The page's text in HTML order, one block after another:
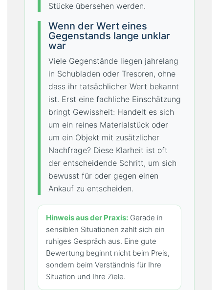
Stücke übersehen werden.
Wenn der Wert eines
Gegenstands lange unklar
war
Viele Gegenstände liegen jahrelang
in Schubladen oder Tresoren, ohne
dass ihr tatsächlicher Wert bekannt
ist. Erst eine fachliche Einschätzung
bringt Gewissheit: Handelt es sich
um ein reines Materialstück oder
um ein Objekt mit zusätzlicher
Nachfrage? Diese Klarheit ist oft
der entscheidende Schritt, um sich
bewusst für oder gegen einen
Ankauf zu entscheiden.
Hinweis aus der Praxis: Gerade in
sensiblen Situationen zahlt sich ein
ruhiges Gespräch aus. Eine gute
Bewertung beginnt nicht beim Preis,
sondern beim Verständnis für Ihre
Situation und Ihre Ziele.